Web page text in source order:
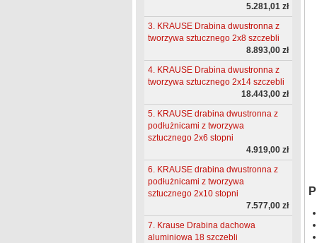
5.281,01 zł
3. KRAUSE Drabina dwustronna z
tworzywa sztucznego 2x8 szczebli
8.893,00 zł
4. KRAUSE Drabina dwustronna z
tworzywa sztucznego 2x14 szczebli
18.443,00 zł
5. KRAUSE drabina dwustronna z
podłużnicami z tworzywa
sztucznego 2x6 stopni
4.919,00 zł
6. KRAUSE drabina dwustronna z
podłużnicami z tworzywa
sztucznego 2x10 stopni
7.577,00 zł
7. Krause Drabina dachowa
aluminiowa 18 szczebli